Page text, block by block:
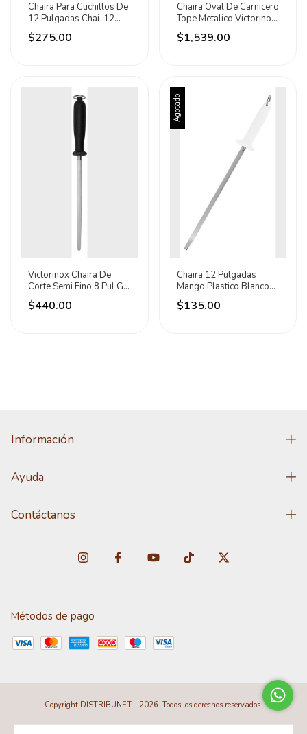
Chaira Para Cuchillos De
12 Pulgadas Chai-12
Caledonia
$275.00
Chaira Oval De Carnicero
Tope Metalico Victorinox
30cm
$1,539.00
Victorinox Chaira De
Corte Semi Fino 8 PuLG
Mango Nylon Negro
$440.00
Agotado
Chaira 12 Pulgadas
Mango Plastico Blanco
Lion Tools
$135.00
Información
Ayuda
Contáctanos
Métodos de pago
Copyright DISTRIBUNET - 2026. Todos los derechos reservados.